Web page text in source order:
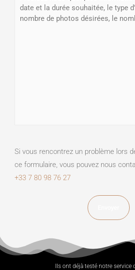
Si vous rencontrez un problème lors
ce formulaire, vous pouvez nous
+33 7 80 98 76 27
Ils ont déjà testé notre service